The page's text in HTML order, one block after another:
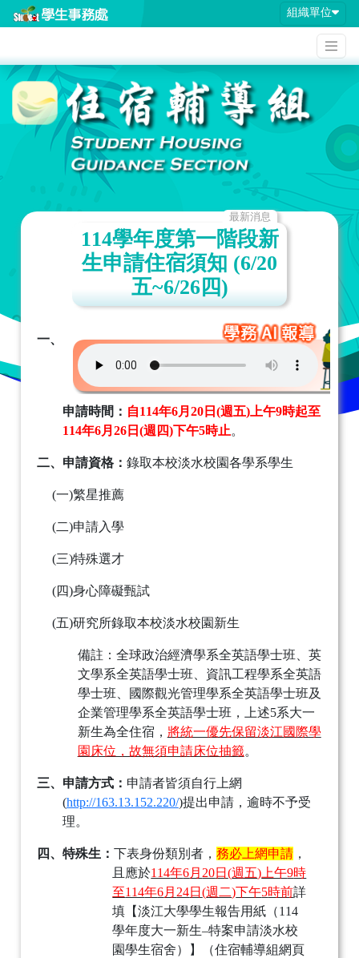
組織單位
最新消息
114學年度第一階段新
生申請住宿須知 (6/20
五~6/26四)
一、
申請時間： 自114年6月 20日 (週五)上午9時起至
114年6月 26日 (週四)下午5時止。
二、 申請資格： 錄取本校淡水校園各學系學生
(一)繁星推薦
(二)申請入學
(三)特殊選才
(四)身心障礙甄試
(五)研究所錄取本校淡水校園新生
備註：全球政治經濟學系全英語學士班、英
文學系全英語學士班、資訊工程學系全英語
學士班、國際觀光管理學系全英語學士班及
企業管理學系全英語學士班，上述5系大一
新生為全住宿， 將統一優先保留淡江國際學
園床位，故無須申請床位抽籤。
三、 申請方式： 申請者皆須自行上網
(http://163.13.152.220/)提出申請，逾時不予受
理。
四、 特殊生： 下表身份類別者， 務必上網申請，
且應於114年6月20日(週五)上午9時
至114年6月24日(週二)下午5時前詳
填【淡江大學學生報告用紙（114
學年度大一新生–特案申請淡水校
園學生宿舍）】（住宿輔導組網頁